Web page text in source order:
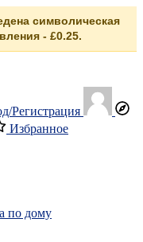
символическая
- £0.25.
Регистрация
Избранное
по дому